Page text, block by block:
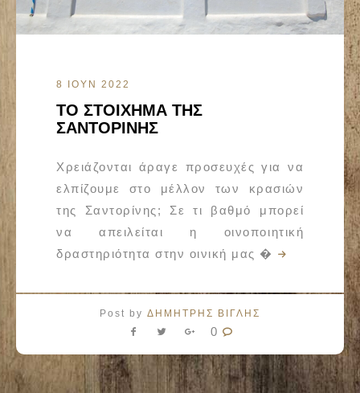
8 ΙΟΥΝ 2022
ΤΟ ΣΤΟΙΧΗΜΑ ΤΗΣ
ΣΑΝΤΟΡΙΝΗΣ
Χρειάζονται άραγε προσευχές για να
ελπίζουμε στο μέλλον των κρασιών
της Σαντορίνης; Σε τι βαθμό μπορεί
να απειλείται η οινοποιητική
δραστηριότητα στην οινική μας �
Post by ΔΗΜΗΤΡΗΣ ΒΙΓΛΗΣ
0